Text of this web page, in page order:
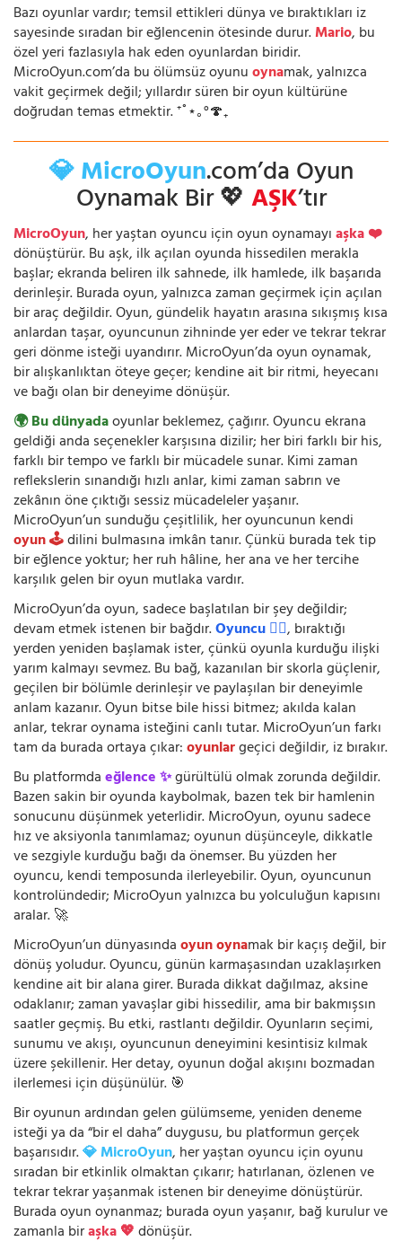
Bazı oyunlar vardır; temsil ettikleri dünya ve bıraktıkları iz
sayesinde sıradan bir eğlencenin ötesinde durur.Mario, bu
özel yeri fazlasıyla hak eden oyunlardan biridir.
MicroOyun.com’da bu ölümsüz oyunuoynamak, yalnızca
vakit geçirmek değil; yıllardır süren bir oyun kültürüne
doğrudan temas etmektir. ⁺˚⋆｡°🍄₊
💎 MicroOyun.com’da Oyun
Oynamak Bir 💖AŞK’tır
MicroOyun, her yaştan oyuncu için oyun oynamayıaşka ❤️
dönüştürür. Bu aşk, ilk açılan oyunda hissedilen merakla
başlar; ekranda beliren ilk sahnede, ilk hamlede, ilk başarıda
derinleşir. Burada oyun, yalnızca zaman geçirmek için açılan
bir araç değildir. Oyun, gündelik hayatın arasına sıkışmış kısa
anlardan taşar, oyuncunun zihninde yer eder ve tekrar tekrar
geri dönme isteği uyandırır. MicroOyun’da oyun oynamak,
bir alışkanlıktan öteye geçer; kendine ait bir ritmi, heyecanı
ve bağı olan bir deneyime dönüşür.
🌍 Bu dünyadaoyunlar beklemez, çağırır. Oyuncu ekrana
geldiği anda seçenekler karşısına dizilir; her biri farklı bir his,
farklı bir tempo ve farklı bir mücadele sunar. Kimi zaman
reflekslerin sınandığı hızlı anlar, kimi zaman sabrın ve
zekânın öne çıktığı sessiz mücadeleler yaşanır.
MicroOyun’un sunduğu çeşitlilik, her oyuncunun kendi
oyun 🕹️dilini bulmasına imkân tanır. Çünkü burada tek tip
bir eğlence yoktur; her ruh hâline, her ana ve her tercihe
karşılık gelen bir oyun mutlaka vardır.
MicroOyun’da oyun, sadece başlatılan bir şey değildir;
devam etmek istenen bir bağdır.Oyuncu 🧍‍♂️, bıraktığı
yerden yeniden başlamak ister, çünkü oyunla kurduğu ilişki
yarım kalmayı sevmez. Bu bağ, kazanılan bir skorla güçlenir,
geçilen bir bölümle derinleşir ve paylaşılan bir deneyimle
anlam kazanır. Oyun bitse bile hissi bitmez; akılda kalan
anlar, tekrar oynama isteğini canlı tutar. MicroOyun’un farkı
tam da burada ortaya çıkar:oyunlargeçici değildir, iz bırakır.
Bu platformdaeğlence ✨gürültülü olmak zorunda değildir.
Bazen sakin bir oyunda kaybolmak, bazen tek bir hamlenin
sonucunu düşünmek yeterlidir. MicroOyun, oyunu sadece
hız ve aksiyonla tanımlamaz; oyunun düşünceyle, dikkatle
ve sezgiyle kurduğu bağı da önemser. Bu yüzden her
oyuncu, kendi temposunda ilerleyebilir. Oyun, oyuncunun
kontrolündedir; MicroOyun yalnızca bu yolculuğun kapısını
aralar. 🚀
MicroOyun’un dünyasındaoyun oynamak bir kaçış değil, bir
dönüş yoludur. Oyuncu, günün karmaşasından uzaklaşırken
kendine ait bir alana girer. Burada dikkat dağılmaz, aksine
odaklanır; zaman yavaşlar gibi hissedilir, ama bir bakmışsın
saatler geçmiş. Bu etki, rastlantı değildir. Oyunların seçimi,
sunumu ve akışı, oyuncunun deneyimini kesintisiz kılmak
üzere şekillenir. Her detay, oyunun doğal akışını bozmadan
ilerlemesi için düşünülür. 🎯
Bir oyunun ardından gelen gülümseme, yeniden deneme
isteği ya da “bir el daha” duygusu, bu platformun gerçek
başarısıdır.💎 MicroOyun, her yaştan oyuncu için oyunu
sıradan bir etkinlik olmaktan çıkarır; hatırlanan, özlenen ve
tekrar tekrar yaşanmak istenen bir deneyime dönüştürür.
Burada oyun oynanmaz; burada oyun yaşanır, bağ kurulur ve
zamanla biraşka 💖dönüşür.